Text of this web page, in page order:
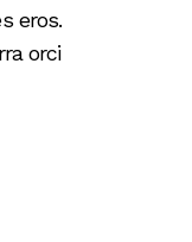
eros.
orci